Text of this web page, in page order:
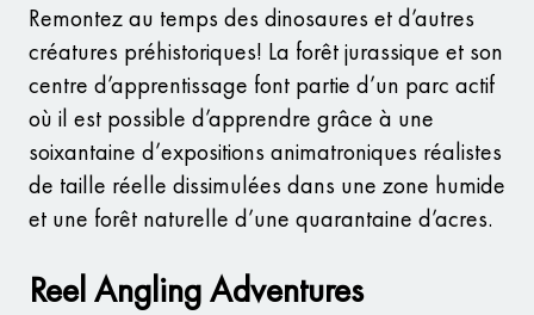
Remontez au temps des dinosaures et d’autres
créatures préhistoriques! La forêt jurassique et son
centre d’apprentissage font partie d’un parc actif
où il est possible d’apprendre grâce à une
soixantaine d’expositions animatroniques réalistes
de taille réelle dissimulées dans une zone humide
et une forêt naturelle d’une quarantaine d’acres.
Reel Angling Adventures